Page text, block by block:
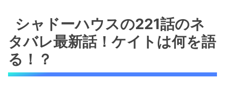
イトは何を語る！？
シャドーハウスの221話のネタバレ最新話！偉
大なるおじい様とは何者！？
シャドーハウスの221話のネタバレ最新話！こ
シャドーハウスの221話のネ
タバレ最新話！ケイトは何を語
る！？